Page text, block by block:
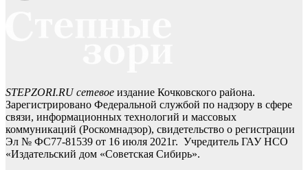
STEPZORI.RU сетевое издание Кочковского района.
Зарегистрировано Федеральной службой по надзору в сфере
связи, информационных технологий и массовых
коммуникаций (Роскомнадзор), свидетельство о регистрации
Эл № ФС77-81539 от 16 июля 2021г. Учредитель ГАУ НСО
«Издательский дом «Советская Сибирь».